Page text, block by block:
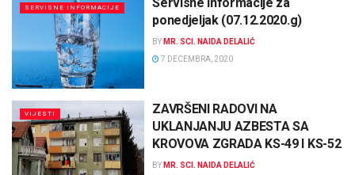
SERVISNE INFORMACIJE
ponedjeljak (07.12.2020.g)
BY MR. SCI. NAIDA DELALIĆ
7 DECEMBRA, 2020
VIJESTI
ZAVRŠENI RADOVI NA
UKLANJANJU AZBESTA SA
KROVOVA ZGRADA KS-49 I KS-52
BY MR. SCI. NAIDA DELALIĆ